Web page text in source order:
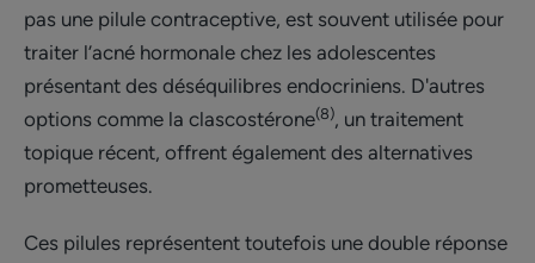
pas une pilule contraceptive, est souvent utilisée pour
traiter l’acné hormonale chez les adolescentes
présentant des déséquilibres endocriniens. D'autres
options comme la clascostérone(8), un traitement
topique récent, offrent également des alternatives
prometteuses.
Ces pilules représentent toutefois une double réponse